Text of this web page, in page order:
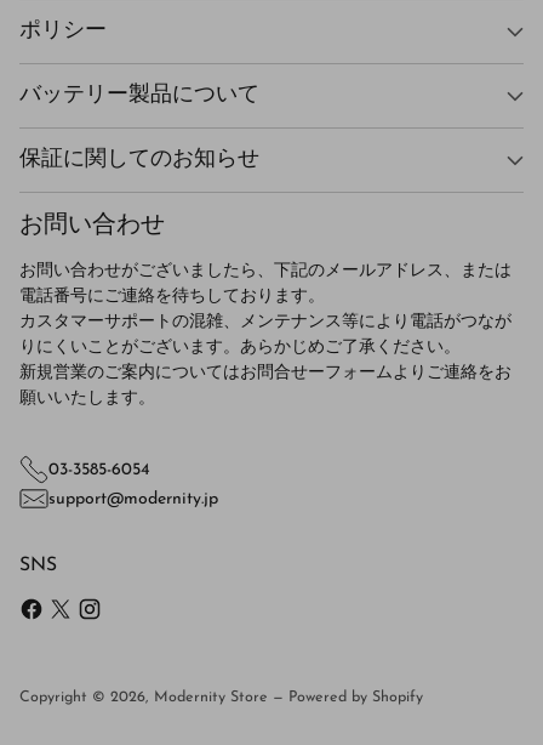
ポリシー
バッテリー製品について
保証に関してのお知らせ
お問い合わせ
お問い合わせがございましたら、下記のメールアドレス、または
電話番号にご連絡を待ちしております。
カスタマーサポートの混雑、メンテナンス等により電話がつなが
りにくいことがございます。あらかじめご了承ください。
新規営業のご案内についてはお問合せーフォームよりご連絡をお
願いいたします。
03-3585-6054
support@modernity.jp
SNS
Copyright © 2026, Modernity Store — Powered by Shopify